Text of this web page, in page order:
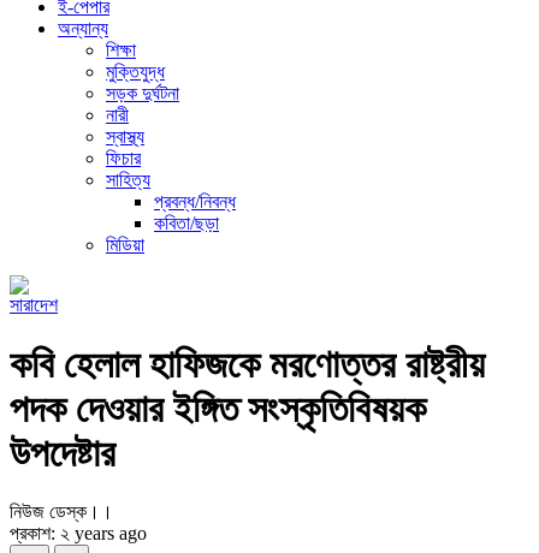
ই-পেপার
অন্যান্য
শিক্ষা
মুক্তিযুদ্ধ
সড়ক দুর্ঘটনা
নারী
স্বাস্থ্য
ফিচার
সাহিত্য
প্রবন্ধ/নিবন্ধ
কবিতা/ছড়া
মিডিয়া
সারাদেশ
কবি হেলাল হাফিজকে মরণোত্তর রাষ্ট্রীয়
পদক দেওয়ার ইঙ্গিত সংস্কৃতিবিষয়ক
উপদেষ্টার
নিউজ ডেস্ক।।
প্রকাশ: ২ years ago